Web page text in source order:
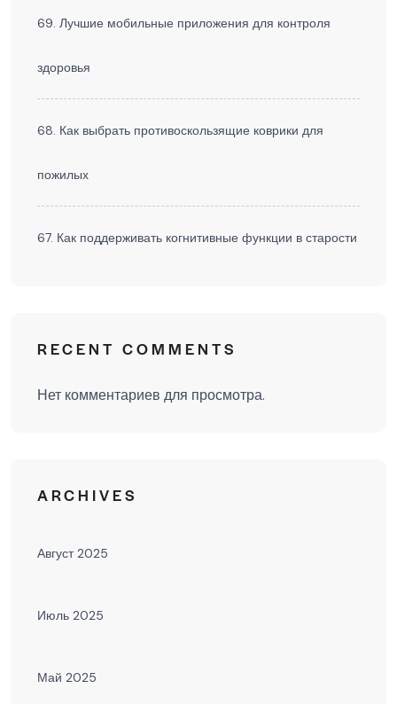
69. Лучшие мобильные приложения для контроля
здоровья
68. Как выбрать противоскользящие коврики для
пожилых
67. Как поддерживать когнитивные функции в старости
RECENT COMMENTS
Нет комментариев для просмотра.
ARCHIVES
Август 2025
Июль 2025
Май 2025